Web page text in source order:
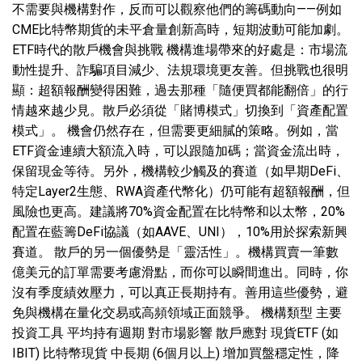
不需要與機構對作，反而可以觀察他們的籌碼動向——例如
CME比特幣期貨的未平倉量創新高時，短期波動可能加劇。
ETF時代的散戶機會與挑戰 機構進場帶來的好處是：市場流
動性提升、詐騙項目減少、法規環境更友善。但挑戰也很明
顯：超額報酬變得困難，過去那種「隨便買都能翻倍」的行
情越來越少見。散戶必須從「賭博模式」切換到「資產配置
模式」。 機會仍然存在，但需要更細膩的策略。例如，當
ETF資金連續大額流入時，可以跟隨加碼；當資金流出時，
保留現金等待。另外，機構較少觸及的賽道（如早期DeFi、
特定Layer2生態、RWA資產代幣化）仍可能有超額報酬，但
風險也更高。建議將70%資金配置在比特幣和以太幣，20%
配置在藍籌DeFi協議（如AAVE、UNI），10%用於探索新興
賽道。 散戶的另一個優勢是「靈活性」。機構買賣一筆數
億美元的訂單需要考慮滑點，而你可以瞬間進出。同時，你
沒有季度績效壓力，可以真正長期持有。善用這些優勢，避
免與機構在量化交易或高頻領域正面競爭。 機構類型 主要
投資工具 平均持有週期 對市場影響 散戶應對 現貨ETF (如
IBIT) 比特幣現貨 中長期 (6個月以上) 增加買盤穩定性，降